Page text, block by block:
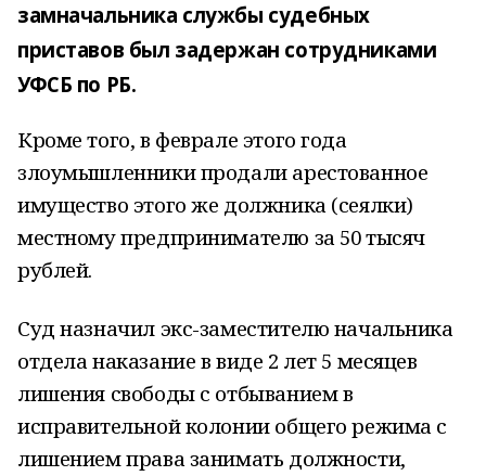
замначальника службы судебных
приставов был задержан сотрудниками
УФСБ по РБ.
Кроме того, в феврале этого года
злоумышленники продали арестованное
имущество этого же должника (сеялки)
местному предпринимателю за 50 тысяч
рублей.
Суд назначил экс-заместителю начальника
отдела наказание в виде 2 лет 5 месяцев
лишения свободы с отбыванием в
исправительной колонии общего режима с
лишением права занимать должности,